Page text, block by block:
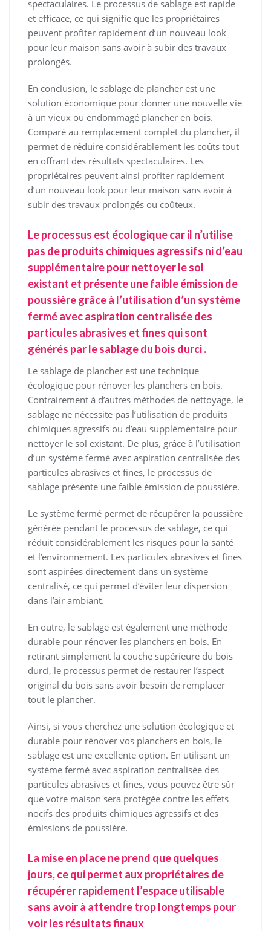
spectaculaires. Le processus de sablage est rapide
et efficace, ce qui signifie que les propriétaires
peuvent profiter rapidement d’un nouveau look
pour leur maison sans avoir à subir des travaux
prolongés.
En conclusion, le sablage de plancher est une
solution économique pour donner une nouvelle vie
à un vieux ou endommagé plancher en bois.
Comparé au remplacement complet du plancher, il
permet de réduire considérablement les coûts tout
en offrant des résultats spectaculaires. Les
propriétaires peuvent ainsi profiter rapidement
d’un nouveau look pour leur maison sans avoir à
subir des travaux prolongés ou coûteux.
Le processus est écologique car il n’utilise
pas de produits chimiques agressifs ni d’eau
supplémentaire pour nettoyer le sol
existant et présente une faible émission de
poussière grâce à l’utilisation d’un système
fermé avec aspiration centralisée des
particules abrasives et fines qui sont
générés par le sablage du bois durci .
Le sablage de plancher est une technique
écologique pour rénover les planchers en bois.
Contrairement à d’autres méthodes de nettoyage, le
sablage ne nécessite pas l’utilisation de produits
chimiques agressifs ou d’eau supplémentaire pour
nettoyer le sol existant. De plus, grâce à l’utilisation
d’un système fermé avec aspiration centralisée des
particules abrasives et fines, le processus de
sablage présente une faible émission de poussière.
Le système fermé permet de récupérer la poussière
générée pendant le processus de sablage, ce qui
réduit considérablement les risques pour la santé
et l’environnement. Les particules abrasives et fines
sont aspirées directement dans un système
centralisé, ce qui permet d’éviter leur dispersion
dans l’air ambiant.
En outre, le sablage est également une méthode
durable pour rénover les planchers en bois. En
retirant simplement la couche supérieure du bois
durci, le processus permet de restaurer l’aspect
original du bois sans avoir besoin de remplacer
tout le plancher.
Ainsi, si vous cherchez une solution écologique et
durable pour rénover vos planchers en bois, le
sablage est une excellente option. En utilisant un
système fermé avec aspiration centralisée des
particules abrasives et fines, vous pouvez être sûr
que votre maison sera protégée contre les effets
nocifs des produits chimiques agressifs et des
émissions de poussière.
La mise en place ne prend que quelques
jours, ce qui permet aux propriétaires de
récupérer rapidement l’espace utilisable
sans avoir à attendre trop longtemps pour
voir les résultats finaux